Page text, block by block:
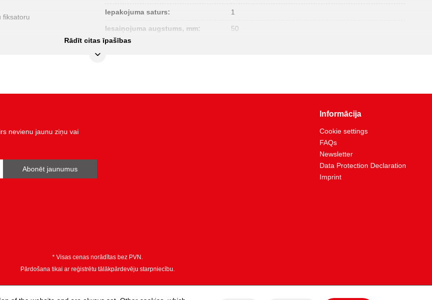
fiksatoru
Iepakojuma saturs: 1
Iesaiņojuma augstums, mm: 50
Iesaiņojuma garums, mm:
Pielietojuma joma, NM: 5-25
izolācija ar iegremdēšanas metodi saskaņā ar DIN EN
zobi:
Rādīt citas īpašības
nevienu jaunu ziņu vai
Abonēt jaunumus
Informācija
Cookie settings
FAQs
Newsletter
Data Protection Declaration
Imprint
* Visas cenas norādītas bez PVN.
Pārdošana tikai ar reģistrētu tālākpārdevēju starpniecību.